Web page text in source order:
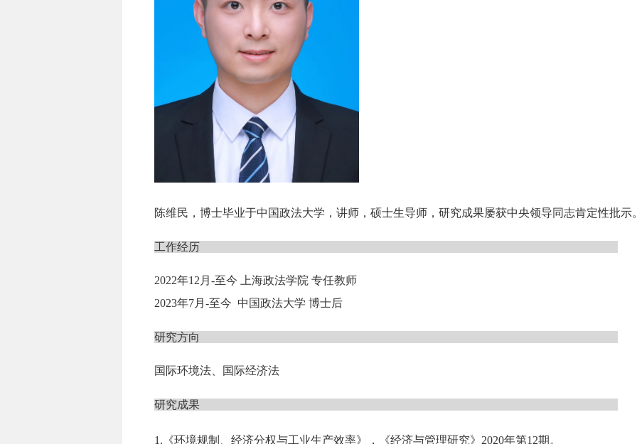
陈维民，博士毕业于中国政法大学，讲师，硕士生导师，研究成果屡获中央领导同志肯定性批示
工作经历
2022年12 月 -至今 上海政法学院 专任教师
2023年7月 -至今 中国政法大学 博士后
研究方向
国际环境法、国际经济法
研究成果
1.《环境规制、经济分权与工业生产效率》，《经济与管理研究》2020年第12期。